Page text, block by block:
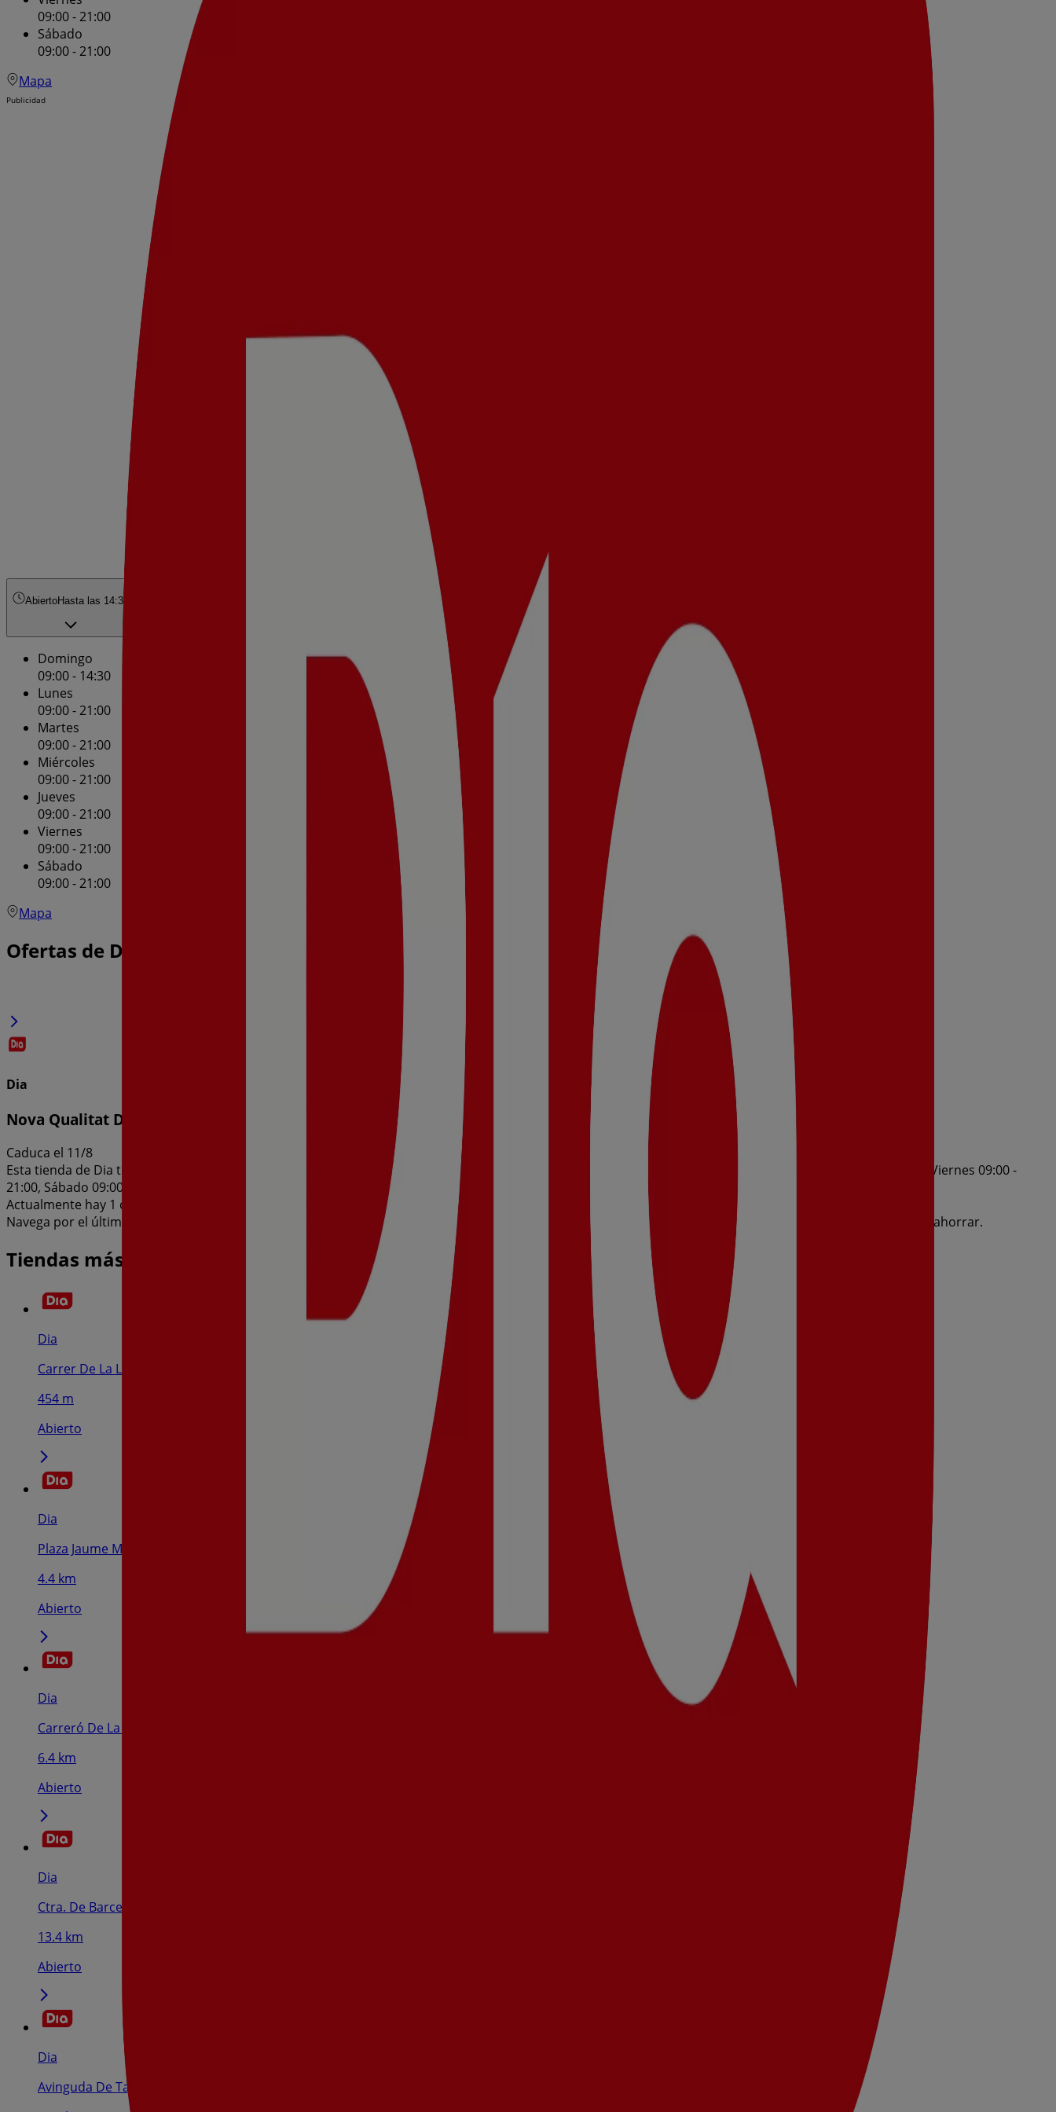
09:00 - 21:00
Sábado
09:00 - 21:00
Mapa
Publicidad
AbiertoHasta las 14:30
Domingo
09:00 - 14:30
Lunes
09:00 - 21:00
Martes
09:00 - 21:00
Miércoles
09:00 - 21:00
Jueves
09:00 - 21:00
Viernes
09:00 - 21:00
Sábado
09:00 - 21:00
Mapa
Ofertas de Dia en Vilanova i la Geltru
Dia
Nova Qualitat Dia del 05/08 al 11/08
Caduca el 11/8
Esta tienda de Dia tiene los siguientes horarios: Domingo 09:00 - 14:30, Lunes 09:00 - 21:00, Martes 09:00 - 21:00, Miércoles 09:00 - 21:00, Jueves 09:00 - 21:00, Viernes 09:00 -
21:00, Sábado 09:00 - 21:00
Actualmente hay 1 catálogos disponibles en esta tienda de Dia.
Navega por el último catálogo de Dia en Carrer De La Llibertat, 135 Nova Qualitat Dia del 05/08 al 11/08 que es válido del 5/8/2026 al 11/8/2026 y no pares de ahorrar.
Tiendas más cercanas
Dia
Carrer De La Llibertat, 135, Vilanova I La Geltru
454 m
Abierto
Dia
Plaza Jaume Marse, 5-7, Cubelles
4.4 km
Abierto
Dia
Carreró De La Torreta, 36-38, Sant Pere De Ribes
6.4 km
Abierto
Dia
Ctra. De Barcelona, S/N, Calafell
13.4 km
Abierto
Dia
Avinguda De Tarragona, 121, Vilafranca Del Penedes